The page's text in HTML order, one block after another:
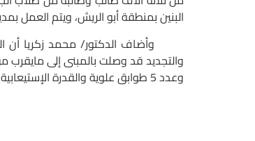
البنين بمنطقة أبو الريش، ويتم العمل
وعدد 5 طوابق علوية والقدرة الإستيعابية حوالى 650 طا